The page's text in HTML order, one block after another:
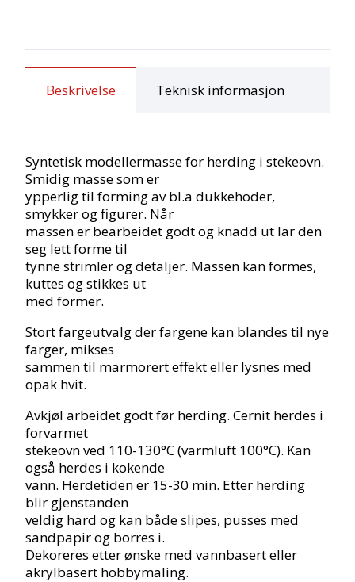
Beskrivelse Teknisk informasjon
Syntetisk modellermasse for herding i stekeovn.
Smidig masse som er
ypperlig til forming av bl.a dukkehoder,
smykker og figurer. Når
massen er bearbeidet godt og knadd ut lar den
seg lett forme til
tynne strimler og detaljer. Massen kan formes,
kuttes og stikkes ut
med former.
Stort fargeutvalg der fargene kan blandes til nye
farger, mikses
sammen til marmorert effekt eller lysnes med
opak hvit.
Avkjøl arbeidet godt før herding. Cernit herdes i
forvarmet
stekeovn ved 110-130°C (varmluft 100°C). Kan
også herdes i kokende
vann. Herdetiden er 15-30 min. Etter herding
blir gjenstanden
veldig hard og kan både slipes, pusses med
sandpapir og borres i.
Dekoreres etter ønske med vannbasert eller
akrylbasert hobbymaling.